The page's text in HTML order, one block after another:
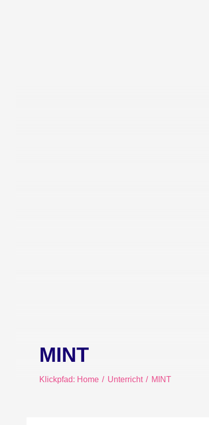
MINT
Klickpfad: Home Unterricht MINT